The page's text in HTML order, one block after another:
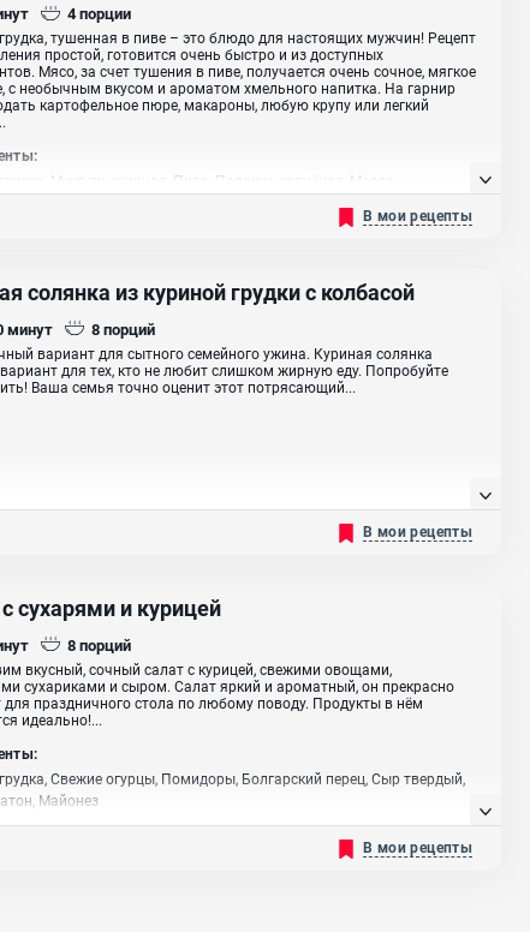
4порции
тушенная в пиве – это блюдо для настоящих мужчин! Рецепт
простой, готовится очень быстро и из доступных
Мясо, за счет тушения в пиве, получается очень сочное, мягкое
с необычным вкусом и ароматом хмельного напитка. На гарнир
картофельное пюре, макароны, любую крупу или легкий
Мука пшеничная, Пиво, Паприка копчёная, Масло
В мои рецепты
солянка из куриной грудки с колбасой
минут 8порций
вариант для сытного семейного ужина. Куриная солянка
для тех, кто не любит слишком жирную еду. Попробуйте
Ваша семья точно оценит этот потрясающий...
В мои рецепты
сухарями и курицей
8порций
вкусный, сочный салат с курицей, свежими овощами,
сухариками и сыром. Салат яркий и ароматный, он прекрасно
для праздничного стола по любому поводу. Продукты в нём
идеально!...
Свежие огурцы, Помидоры, Болгарский перец, Сыр твердый,
Майонез
В мои рецепты